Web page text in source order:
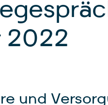
2022
und